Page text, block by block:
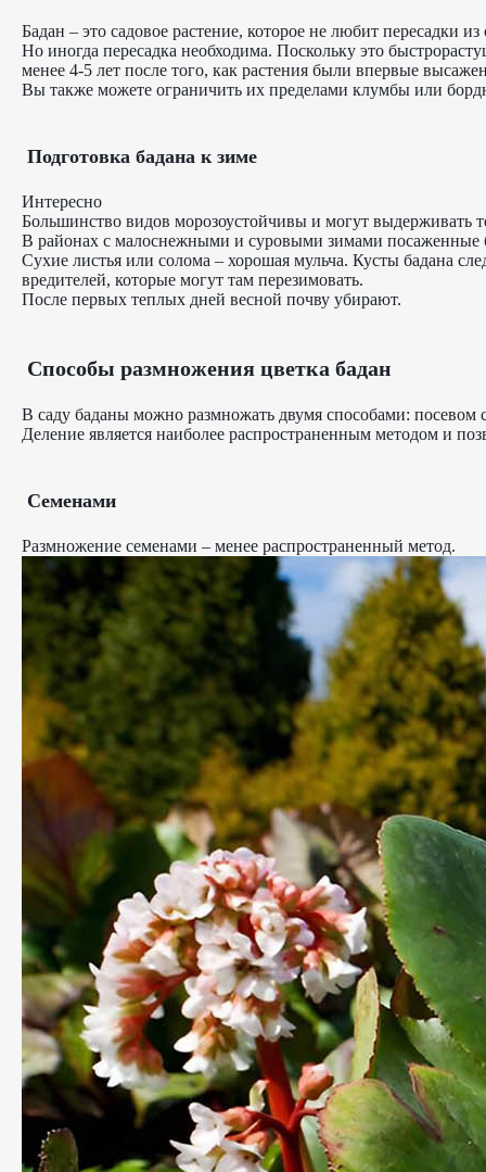
Бадан – это садовое растение, которое не любит пересадки
Но иногда пересадка необходима. Поскольку это
менее 4-5 лет после того, как растения были впервые
Вы также можете ограничить их пределами клумбы или
Подготовка бадана к зиме
Интересно
Большинство видов морозоустойчивы и могут выдерживать
В районах с малоснежными и суровыми зимами посаженные
Сухие листья или солома – хорошая мульча. Кусты бадана
вредителей, которые могут там перезимовать.
После первых теплых дней весной почву убирают.
Способы размножения цветка бадан
В саду баданы можно размножать двумя способами: посевом
Деление является наиболее распространенным методом и
Семенами
Размножение семенами – менее распространенный метод.